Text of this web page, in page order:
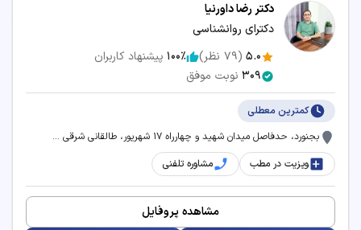
دکتر رضا داورنیا
دکترای روانشناسی
5.0
(
79 نظر) 100٪ پیشنهاد کاربران
309 نوبت موفق
کمترین معطلی
بجنورد، حدفاصل میدان شهید و چهارراه 17 شهریور، طالقانی شرقی ...
ویزیت در مطب
مشاوره تلفنی
مشاهده پروفایل